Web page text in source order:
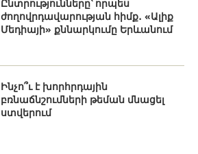
Ընտրությունները՝ որպես
ժողովրդավարության հիմք․ «Ալիք
Մեդիայի» քննարկումը Երևանում
Ինչո՞ւ է խորհրդային
բռնաճնշումների թեման մնացել
ստվերում